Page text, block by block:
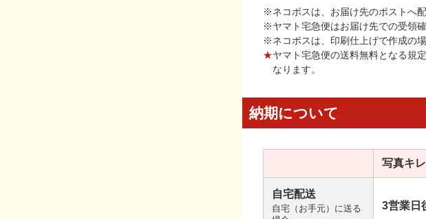
※ネコポスは、お届け先のポストへ配
※ヤマト宅急便はお届け先での受領
※ネコポスは、印刷仕上げで作成の
★ヤマト宅急便の送料無料となる規
なります。
納期について
写真キ
自宅配送
自宅（お手元）に送る
3営業日